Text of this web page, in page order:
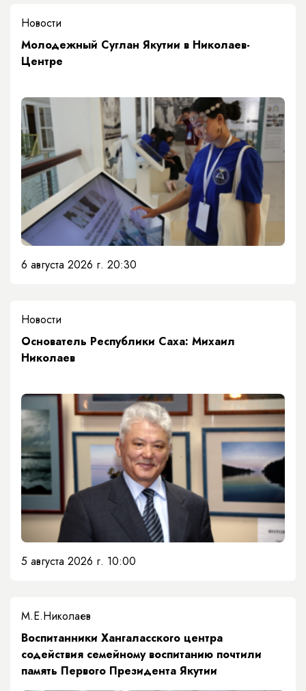
Новости
Молодежный Суглан Якутии в Николаев-
Центре
6 августа 2026 г. 20:30
Новости
Основатель Республики Саха: Михаил
Николаев
5 августа 2026 г. 10:00
М.Е.Николаев
​Воспитанники Хангаласского центра
содействия семейному воспитанию почтили
память Первого Президента Якутии